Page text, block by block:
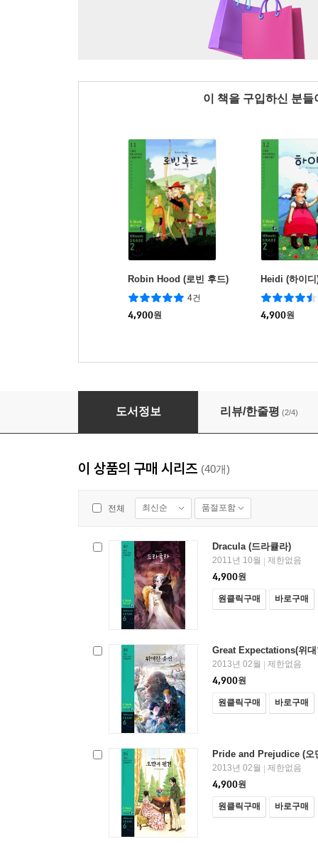
이 책을 구입하신 분
Robin Hood (로빈 후드)
4건
4,900원
Heidi (하이디
4,900원
Andersen’s Fairy Tales (안데르센 동화집)
도서정보 리뷰/한줄평 (2/4)
이 상품의 구매 시리즈 (40개)
전체 최신순 품절포함
Dracula (드라큘라)
2011년 10월 | 제한없음
4,900원
원클릭구매 바로구매
Great Expectations(위대
2013년 02월 | 제한없음
4,900원
원클릭구매 바로구매
Pride and Prejudice (오
2013년 02월 | 제한없음
4,900원
원클릭구매 바로구매